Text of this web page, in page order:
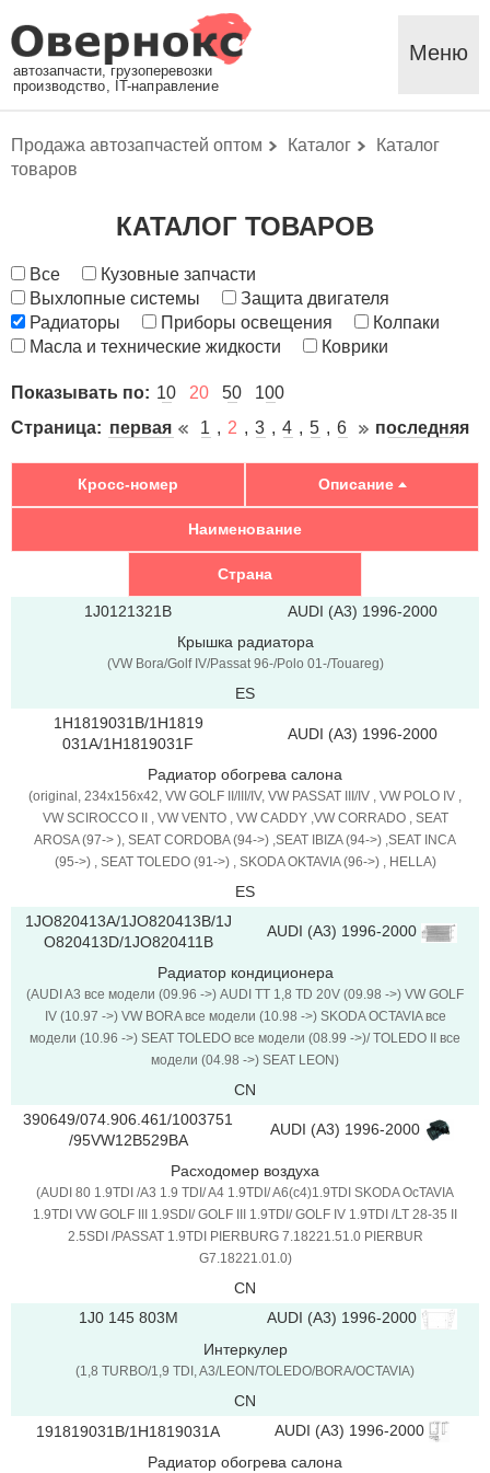
автозапчасти, грузоперевозки
производство, IT-направление
Меню
Продажа автозапчастей оптом Каталог
Каталог
товаров
КАТАЛОГ ТОВАРОВ
Все
Кузовные запчасти
Выхлопные системы
Защита двигателя
Радиаторы
Приборы освещения
Колпаки
Масла и технические жидкости
Коврики
Показывать по: 10 20 50
100
Страница: первая 1 2 3 4 5 6 последняя
Кросс-номер Описание
Наименование
Страна
1J0121321B
AUDI (A3) 1996-2000
Крышка радиатора
(VW Bora/Golf IV/Passat 96-/Polo 01-/Touareg)
ES
1H1819031B/1H1819
031A/1H1819031F
AUDI (A3) 1996-2000
Радиатор обогрева салона
(original, 234x156x42, VW GOLF II/III/IV, VW PASSAT III/IV , VW POLO IV ,
VW SCIROCCO II , VW VENTO , VW CADDY ,VW CORRADO , SEAT
AROSA (97-> ), SEAT CORDOBA (94->) ,SEAT IBIZA (94->) ,SEAT INCA
(95->) , SEAT TOLEDO (91->) , SKODA OKTAVIA (96->) , HELLA)
ES
1JO820413A/1JO820413B/1J
O820413D/1JO820411B
AUDI (A3) 1996-2000
Радиатор кондиционера
(AUDI A3 все модели (09.96 ->) AUDI TT 1,8 TD 20V (09.98 ->) VW GOLF
IV (10.97 ->) VW BORA все модели (10.98 ->) SKODA OCTAVIA все
модели (10.96 ->) SEAT TOLEDO все модели (08.99 ->)/ TOLEDO II все
модели (04.98 ->) SEAT LEON)
CN
390649/074.906.461/1003751
/95VW12B529BA
AUDI (A3) 1996-2000
Расходомер воздуха
(AUDI 80 1.9TDI /A3 1.9 TDI/ A4 1.9TDI/ A6(c4)1.9TDI SKODA OcTAVIA
1.9TDI VW GOLF III 1.9SDI/ GOLF III 1.9TDI/ GOLF IV 1.9TDI /LT 28-35 II
2.5SDI /PASSAT 1.9TDI PIERBURG 7.18221.51.0 PIERBUR
G7.18221.01.0)
CN
1J0 145 803M
AUDI (A3) 1996-2000
Интеркулер
(1,8 TURBO/1,9 TDI, A3/LEON/TOLEDO/BORA/OCTAVIA)
CN
191819031B/1H1819031A
AUDI (A3) 1996-2000
Радиатор обогрева салона